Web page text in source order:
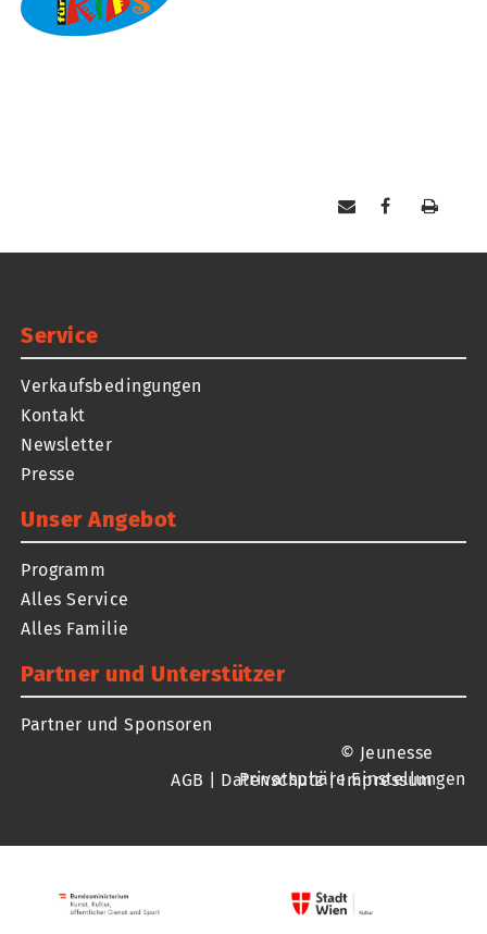
Service
Verkaufsbedingungen
Kontakt
Newsletter
Presse
Unser Angebot
Programm
Alles Service
Alles Familie
Partner und Unterstützer
Partner und Sponsoren
© Jeunesse
AGB
Datenschutz|Impressum
Privatsphäre Einstellungen